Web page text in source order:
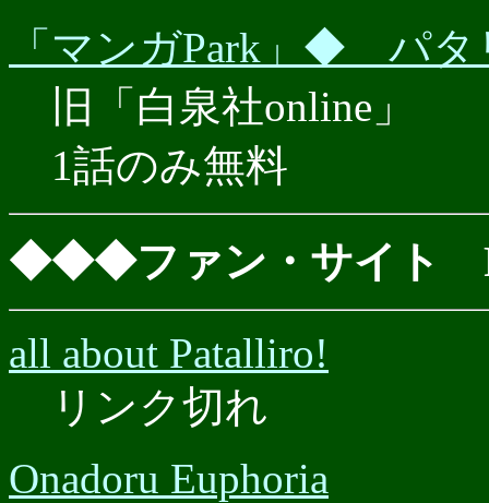
「マンガPark」◆ パタ
旧「白泉社online」
1話のみ無料
◆◆◆ファン・サイト
all about Patalliro!
リンク切れ
Onadoru Euphoria